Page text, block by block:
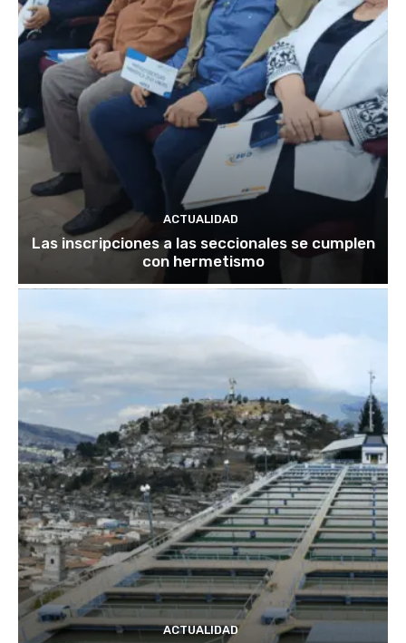
ACTUALIDAD
Las inscripciones a las seccionales se cumplen
con hermetismo
ACTUALIDAD